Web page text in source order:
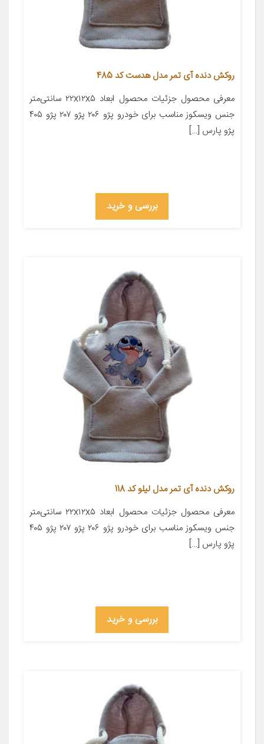
روکش دنده آی تمر مدل هدست کد 485
معرفی محصول جزئیات محصول ابعاد ۲۲x۱۲x۵ سانتی‌متر
جنس ویسکوز مناسب برای خودرو پژو ۲۰۶ پژو ۲۰۷ پژو ۴۰۵
پژو پارس […]
بررسی و خرید
روکش دنده آی تمر مدل لیلو کد 118
معرفی محصول جزئیات محصول ابعاد ۲۲x۱۲x۵ سانتی‌متر
جنس ویسکوز مناسب برای خودرو پژو ۲۰۶ پژو ۲۰۷ پژو ۴۰۵
پژو پارس […]
بررسی و خرید